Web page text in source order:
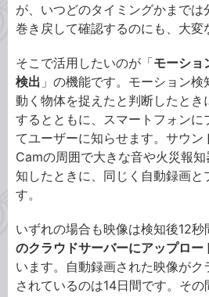
が、いつどのタイミングかまでは
巻き戻して確認するのにも、大変
そこで活用したいのが「モーショ
検出 」の機能です。モーション
動く物体を捉えたと判断したとき
するとともに、スマートフォンに
てユーザーに知らせます。サウン
Camの周囲で大きな音や火災報
知したときに、同じく自動録画と
す。
いずれの場合も映像は検知後12秒
のクラウドサーバーにアップロー
います。自動録画された映像がク
されているのは14日間です。そ